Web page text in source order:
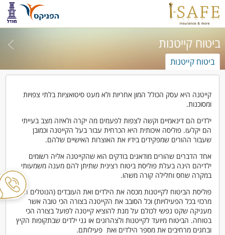
ביטוח קייטנות
ביטוח קייטנות
קייטנה היא עסק הכולל המון אחריות ולא מעט סיטואציות בלתי צפויות
ומסוכנות.
ילדים הם דינאמיים וקשה לצפות לפעמים מה יקרה ולאיזה מצב בעייתי
הם יקלעו. פוליסה איכותית היא הכרחית עבור בעל הקייטנה וכמובן
שעבור ההורים שמפקידים בידיו את האוצרות האישיים שלהם.
אחד הדברים שהורים מודאגים בודקים הוא שהקייטנה אליה רשומים
ילדיהם הינה בעלת פוליסת ביטוח רצינית שתיתן להם מענה משמעותי
במקרה שחס וחלילה קורה משהו.
פוליסת הביטוח לקייטנות מכסה את הילדים ואת העובדים (הנוטלים חלק
מרכזי בכל הפעילויות) וכל הסובב את הקייטנה בצורה הכי טובה אשר
מעניקה שקט נפשי לכולם על מנת להוציא קייטנה לפועל בצורה הכי
בטוחה. הביטוח מיועד לקייטנות ולצהרונים או גני ילדים שבתקופות הקיץ
ובחגים מרחיבים את מספר הילדים ואת פעילותם.